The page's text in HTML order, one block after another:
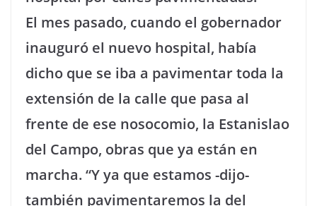
El mes pasado, cuando el gobernador
inauguró el nuevo hospital, había
dicho que se iba a pavimentar toda la
extensión de la calle que pasa al
frente de ese nosocomio, la Estanislao
del Campo, obras que ya están en
marcha. “Y ya que estamos -dijo-
también pavimentaremos la del